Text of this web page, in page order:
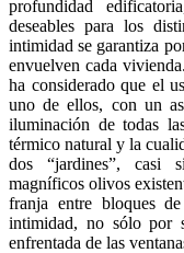
profundidad
deseables para los
intimidad se garantiza
envuelven cada
ha considerado que el
uno de ellos, con un
iluminación de todas
térmico natural y la
dos “jardines”, casi
magníficos olivos
franja entre bloques
intimidad, no sólo por
enfrentada de las